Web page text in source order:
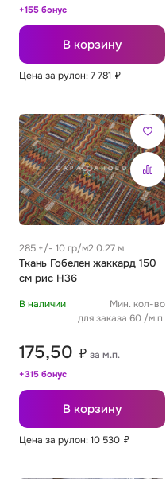
+155 бонус
В корзину
Цена за рулон: 7 781 ₽
285 +/- 10 гр/м2 0.27 м
Ткань Гобелен жаккард 150
см рис H36
В наличии
Мин. кол-во
для заказа 60 /м.п.
175,50 ₽ за м.п.
+315 бонус
В корзину
Цена за рулон: 10 530 ₽